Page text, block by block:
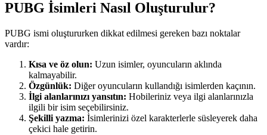
PUBG İsimleri Nasıl Oluşturulur?
PUBG ismi oluştururken dikkat edilmesi gereken bazı noktalar
vardır:
Kısa ve öz olun: Uzun isimler, oyuncuların aklında
kalmayabilir.
Özgünlük: Diğer oyuncuların kullandığı isimlerden kaçının.
İlgi alanlarınızı yansıtın: Hobileriniz veya ilgi alanlarınızla
ilgili bir isim seçebilirsiniz.
Şekilli yazma: İsimlerinizi özel karakterlerle süsleyerek daha
çekici hale getirin.